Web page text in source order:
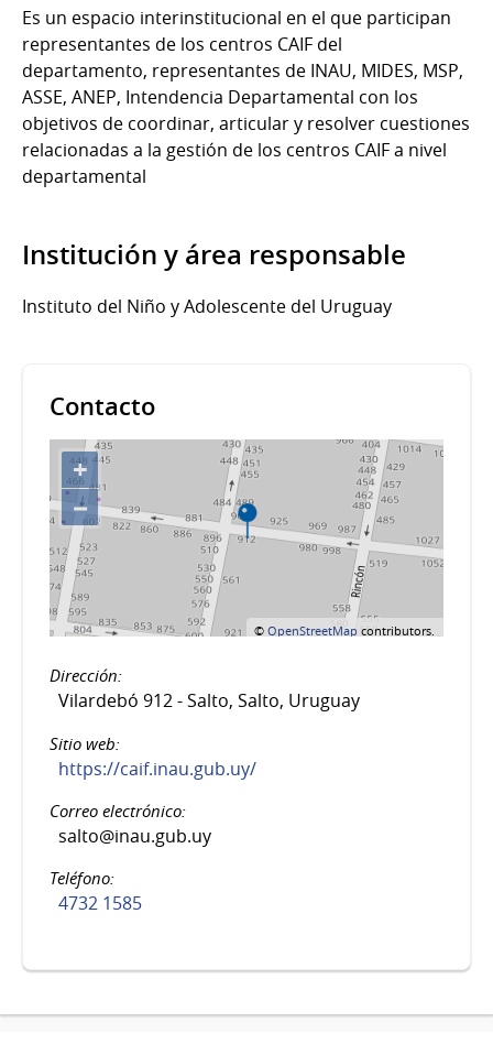
Es un espacio interinstitucional en el que participan
representantes de los centros CAIF del
departamento, representantes de INAU, MIDES, MSP,
ASSE, ANEP, Intendencia Departamental con los
objetivos de coordinar, articular y resolver cuestiones
relacionadas a la gestión de los centros CAIF a nivel
departamental
Institución y área responsable
Instituto del Niño y Adolescente del Uruguay
Contacto
+
−
©OpenStreetMap contributors.
Dirección:
Vilardebó 912 - Salto, Salto, Uruguay
Sitio web:
https://caif.inau.gub.uy/
Correo electrónico:
salto@inau.gub.uy
Teléfono:
4732 1585